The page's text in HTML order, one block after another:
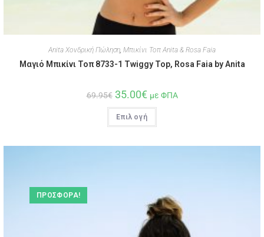
Anita Χονδρική Πώληση Μπικίνι Τοπ Anita & Rosa Faia
Μαγιό Μπικίνι Τοπ 8733-1 Twiggy Top, Rosa Faia by Anita
69.95€ 35.00€ με ΦΠΑ
Επιλογή
ΠΡΟΣΦΟΡΆ!